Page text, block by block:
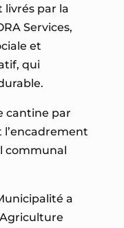
livrés par la
Services,
et
qui
cantine par
communal
a